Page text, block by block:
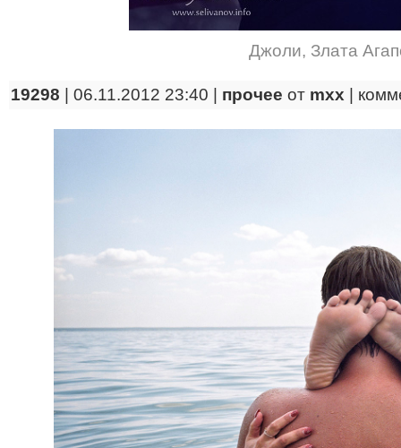
Джоли, Злата
19298 | 06.11.2012 23:40 | прочее от mxx